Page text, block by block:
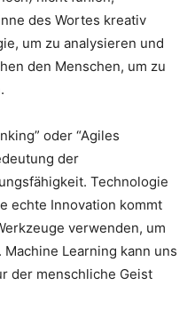
des Wortes kreativ
um zu analysieren und
den Menschen, um zu
oder “Agiles
der
Technologie
echte Innovation kommt
verwenden, um
Learning kann uns
der menschliche Geist